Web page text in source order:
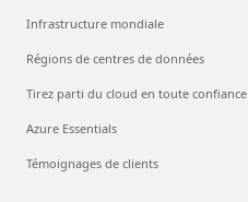
Infrastructure mondiale
Régions de centres de données
Tirez parti du cloud en toute confiance
Azure Essentials
Témoignages de clients